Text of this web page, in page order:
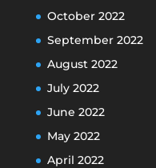
October 2022
September 2022
August 2022
July 2022
June 2022
May 2022
April 2022